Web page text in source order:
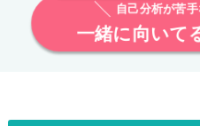
自己分析が苦
一緒に向いて